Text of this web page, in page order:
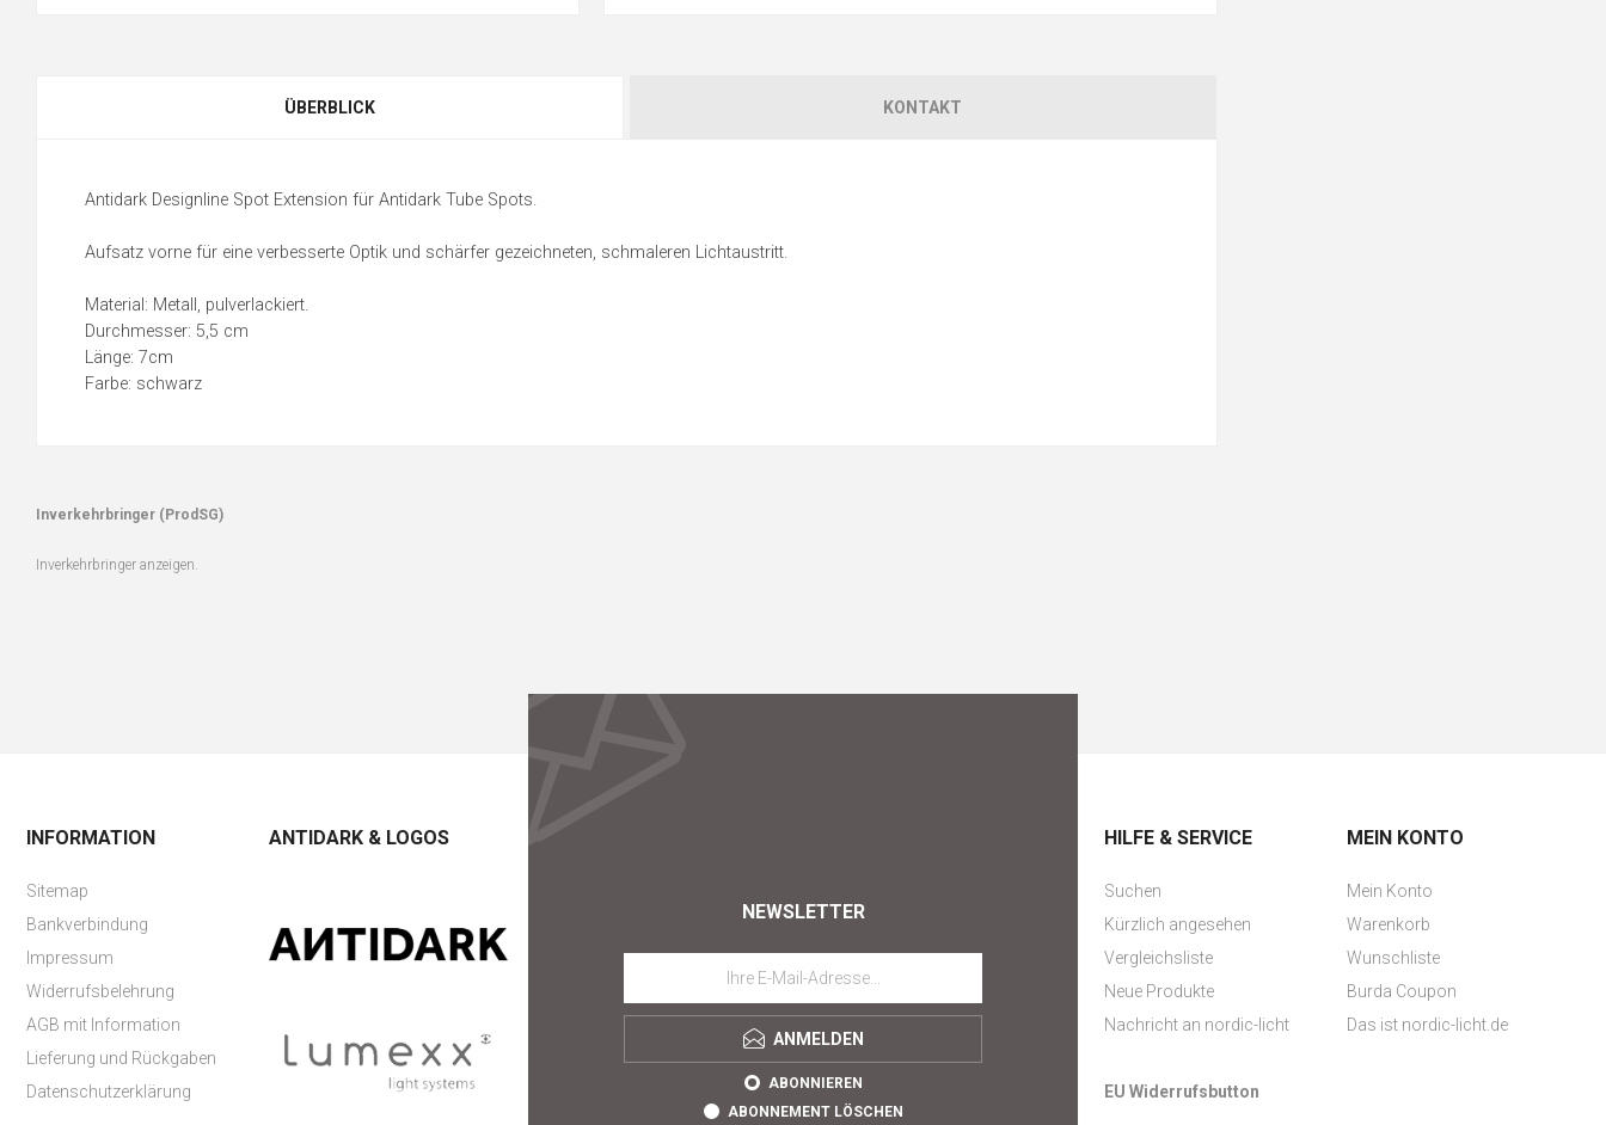
ÜBERBLICK KONTAKT
Antidark Designline Spot Extension für Antidark Tube Spots.
Aufsatz vorne für eine verbesserte Optik und schärfer gezeichneten, schmaleren Lichtaustritt.
Material: Metall, pulverlackiert.
Durchmesser: 5,5 cm
Länge: 7cm
Farbe: schwarz
Inverkehrbringer (ProdSG)
Inverkehrbringer anzeigen.
NEWSLETTER
ANMELDEN
ABONNIEREN
ABONNEMENT LÖSCHEN
INFORMATION
Sitemap
Bankverbindung
Impressum
Widerrufsbelehrung
AGB mit Information
Lieferung und Rückgaben
Datenschutzerklärung
ANTIDARK & LOGOS HILFE & SERVICE
Suchen
Kürzlich angesehen
Vergleichsliste
Neue Produkte
Nachricht an nordic-licht
EU Widerrufsbutton
MEIN KONTO
Mein Konto
Warenkorb
Wunschliste
Burda Coupon
Das ist nordic-licht.de